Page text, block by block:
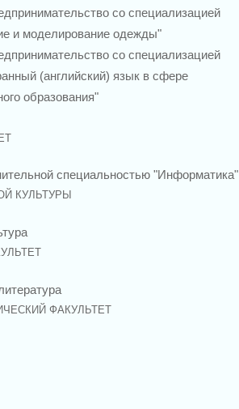
со специализацией
и моделирование одежды"
со специализацией
(английский) язык в сфере
образования"
специальностью "Информатика"
КУЛЬТУРЫ
ФАКУЛЬТЕТ